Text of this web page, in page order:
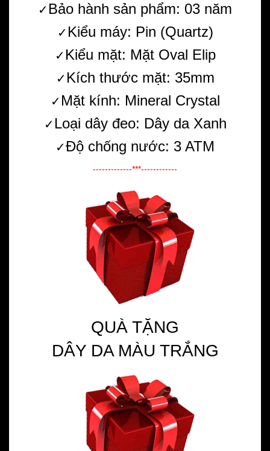
✓ Bảo hành sản phẩm: 03 năm
✓ Kiểu máy: Pin (Quartz)
✓ Kiểu mặt: Mặt Oval Elip
✓ Kích thước mặt: 35mm
✓ Mặt kính: Mineral Crystal
✓ Loại dây đeo: Dây da Xanh
✓Độ chống nước: 3 ATM
-------------***------------
QUÀ TẶNG
DÂY DA MÀU TRẮNG